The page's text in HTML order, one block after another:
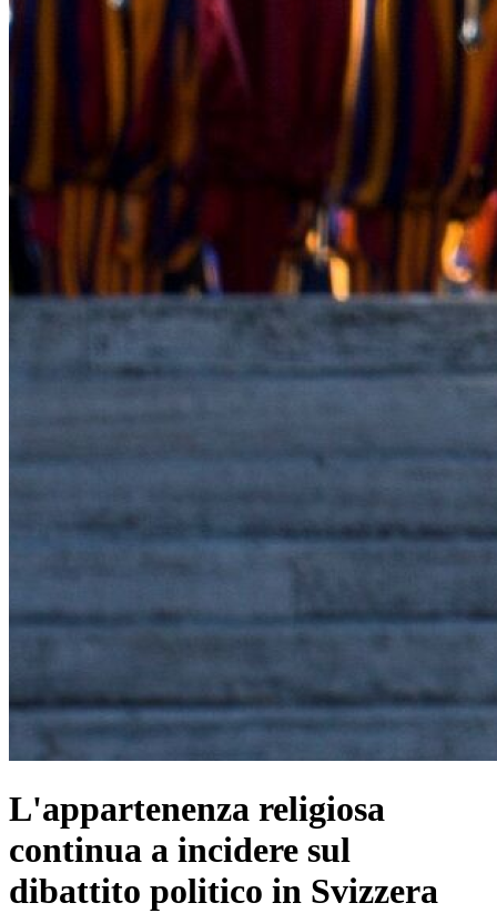
L'appartenenza religiosa
continua a incidere sul
dibattito politico in Svizzera